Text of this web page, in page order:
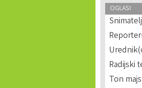
OGLASI
Snimatelj
Radijski
Ton